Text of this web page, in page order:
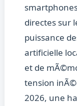
directes sur
puissance
artificielle
et de
tension
2026, une